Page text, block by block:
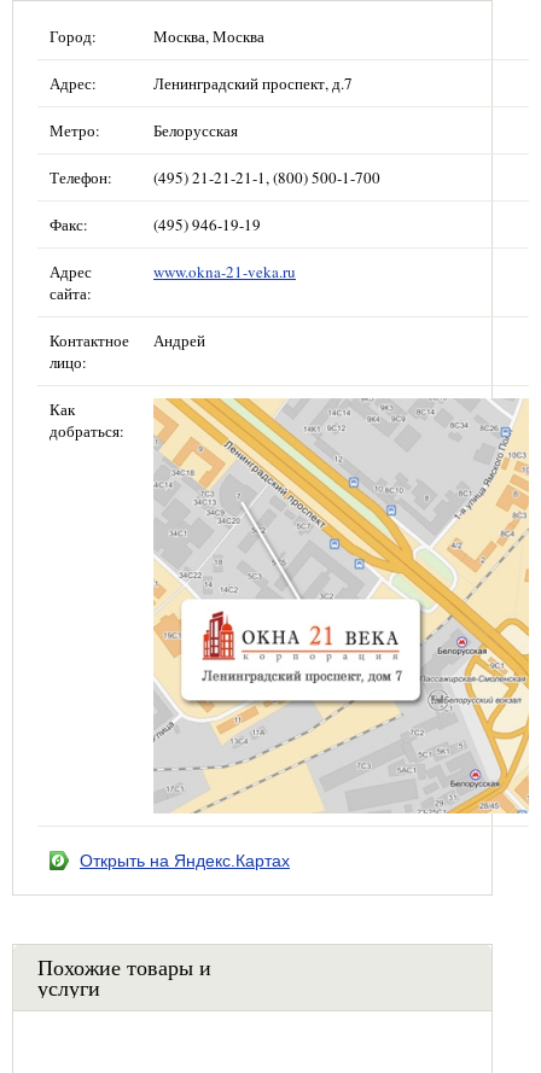
Город: Москва, Москва
Адрес: Ленинградский проспект, д.7
Метро: Белорусская
Телефон: (495) 21-21-21-1, (800) 500-1-700
Факс: (495) 946-19-19
Адрес
сайта:
www.okna-21-veka.ru
Контактное
лицо:
Андрей
Как
добраться:
Открыть на Яндекс.Картах
Похожие товары и
услуги